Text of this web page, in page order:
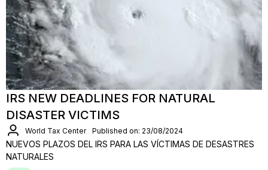
IRS NEW DEADLINES FOR NATURAL
DISASTER VICTIMS
World Tax Center Published on: 23/08/2024
NUEVOS PLAZOS DEL IRS PARA LAS VÍCTIMAS DE DESASTRES
NATURALES